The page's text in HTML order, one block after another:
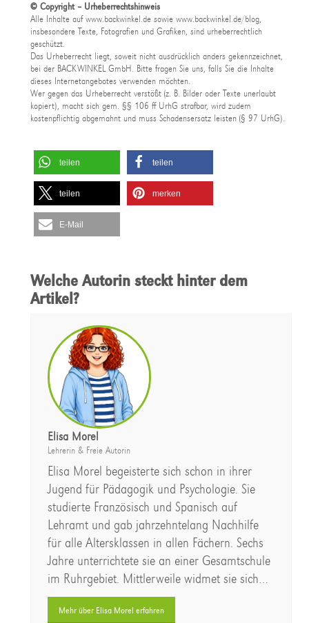
© Copyright – Urheberrechtshinweis
Alle Inhalte auf www.backwinkel.de sowie www.backwinkel.de/blog,
insbesondere Texte, Fotografien und Grafiken, sind urheberrechtlich
geschützt.
Das Urheberrecht liegt, soweit nicht ausdrücklich anders gekennzeichnet,
bei der BACKWINKEL GmbH. Bitte fragen Sie uns, falls Sie die Inhalte
dieses Internetangebotes verwenden möchten.
Wer gegen das Urheberrecht verstößt (z. B. Bilder oder Texte unerlaubt
kopiert), macht sich gem. §§ 106 ff UrhG strafbar, wird zudem
kostenpflichtig abgemahnt und muss Schadensersatz leisten (§ 97 UrhG).
teilen teilen
teilen merken
E-Mail
Welche Autorin steckt hinter dem
Artikel?
Elisa Morel
Lehrerin & Freie Autorin
Elisa Morel begeisterte sich schon in ihrer
Jugend für Pädagogik und Psychologie. Sie
studierte Französisch und Spanisch auf
Lehramt und gab jahrzehntelang Nachhilfe
für alle Altersklassen in allen Fächern. Sechs
Jahre unterrichtete sie an einer Gesamtschule
im Ruhrgebiet. Mittlerweile widmet sie sich…
Mehr über Elisa Morel erfahren